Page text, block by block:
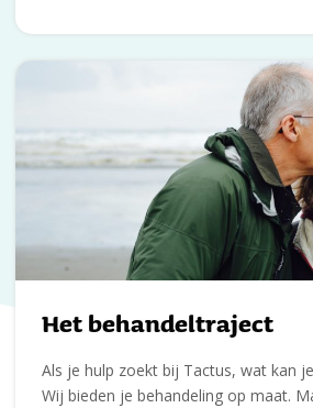
Het behandeltraject
Als je hulp zoekt bij Tactus, wat kan
Wij bieden je behandeling op maat.